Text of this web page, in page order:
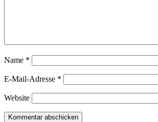
Name *
E-Mail-Adresse *
Website